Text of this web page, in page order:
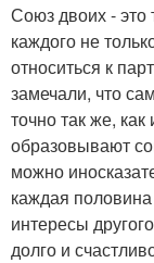
Союз двоих -
каждого не
относиться к
замечали, что
точно так же,
образовывают
можно
каждая половина
интересы
долго и